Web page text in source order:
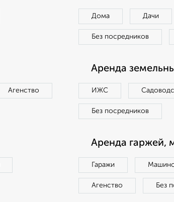
Дома Дачи
Без посредников
Агенство
Аренда
ИЖС
Без посредников
Аренда гаржей,
Гаражи
Агенство Без